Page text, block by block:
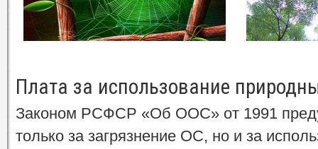
Плата за использование
Законом РСФСР «Об ООС» от 1991
только за загрязнение ОС, но и за